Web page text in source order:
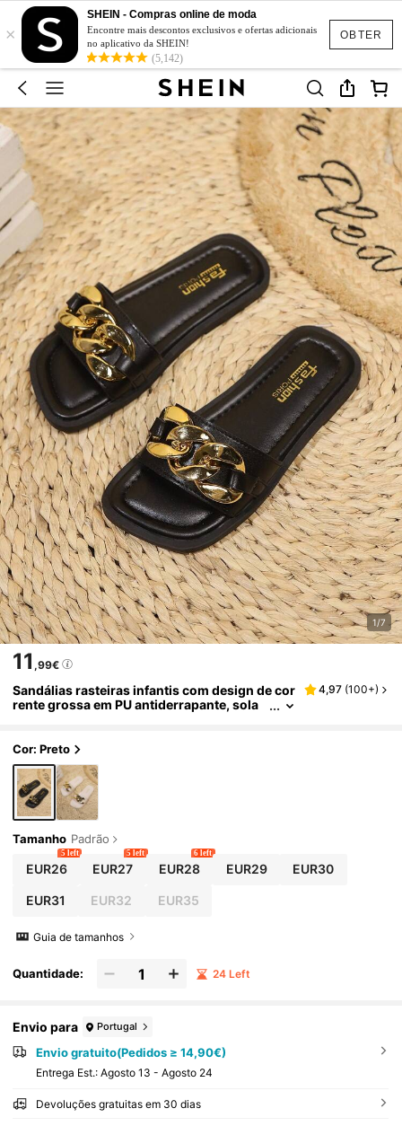
OBTER
×
SHEIN - Compras online de moda
Encontre mais descontos exclusivos e ofertas adicionais
no aplicativo da SHEIN!
(5,142)
1/7
11 ,99€
Sandálias rasteiras infantis com design de cor
rente grossa em PU antiderrapante, sola
para primavera/verão
4,97 (100+)
Cor: Preto
Tamanho Padrão
EUR26
5 left
EUR27
5 left
EUR28
6 left
EUR29 EUR30
EUR31 EUR32 EUR35
Guia de tamanhos
Quantidade: 24 Left
Envio para Portugal
Envio gratuito(Pedidos ≥ 14,90€)
Entrega Est.: Agosto 13 - Agosto 24
Devoluções gratuitas em 30 dias